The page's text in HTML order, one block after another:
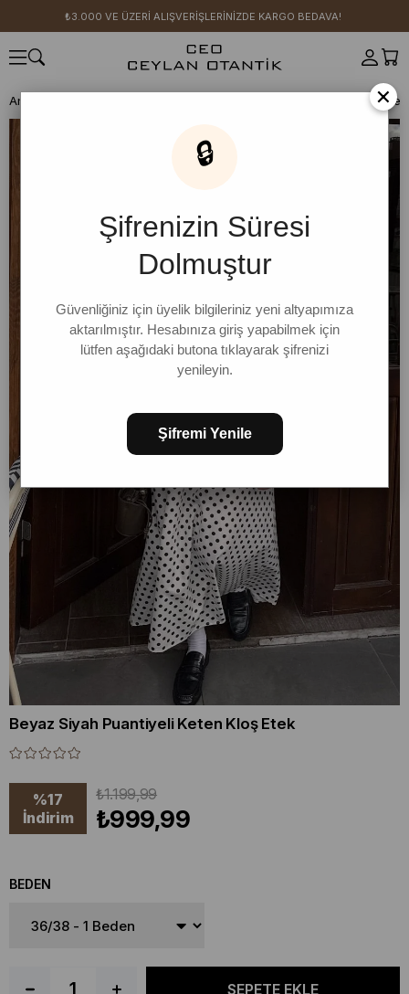
₺3.000 VE ÜZERİ ALIŞVERİŞLERİNİZDE KARGO BEDAVA!
Anasayfa Beyaz Siyah Puantiyeli
Beyaz Siyah Puantiyeli Keten Kloş Etek
%17
İndirim
₺1.199,99
₺999,99
BEDEN
×
🔒
Şifrenizin Süresi
Dolmuştur
Güvenliğiniz için üyelik bilgileriniz yeni altyapımıza
aktarılmıştır. Hesabınıza giriş yapabilmek için
lütfen aşağıdaki butona tıklayarak şifrenizi
yenileyin.
Şifremi Yenile